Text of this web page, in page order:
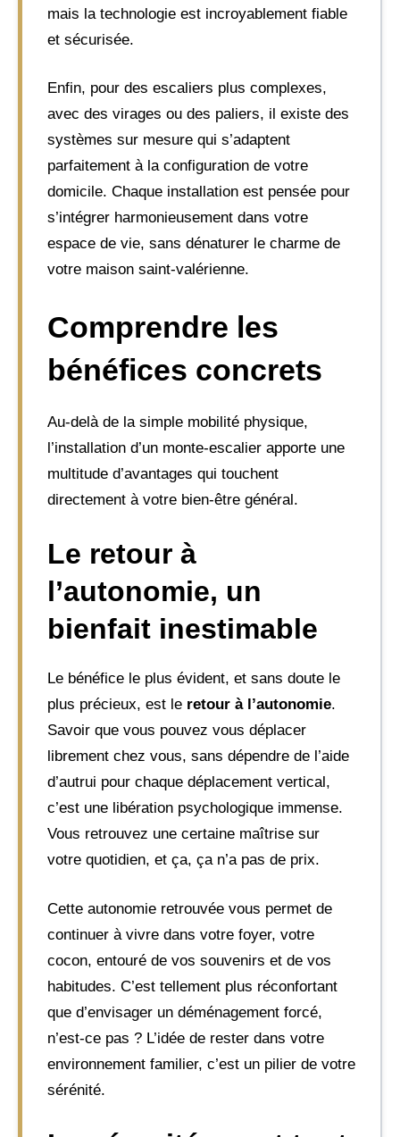
mais la technologie est incroyablement fiable
et sécurisée.
Enfin, pour des escaliers plus complexes,
avec des virages ou des paliers, il existe des
systèmes sur mesure qui s’adaptent
parfaitement à la configuration de votre
domicile. Chaque installation est pensée pour
s’intégrer harmonieusement dans votre
espace de vie, sans dénaturer le charme de
votre maison saint-valérienne.
Comprendre les
bénéfices concrets
Au-delà de la simple mobilité physique,
l’installation d’un monte-escalier apporte une
multitude d’avantages qui touchent
directement à votre bien-être général.
Le retour à
l’autonomie, un
bienfait inestimable
Le bénéfice le plus évident, et sans doute le
plus précieux, est le retour à l’autonomie.
Savoir que vous pouvez vous déplacer
librement chez vous, sans dépendre de l’aide
d’autrui pour chaque déplacement vertical,
c’est une libération psychologique immense.
Vous retrouvez une certaine maîtrise sur
votre quotidien, et ça, ça n’a pas de prix.
Cette autonomie retrouvée vous permet de
continuer à vivre dans votre foyer, votre
cocon, entouré de vos souvenirs et de vos
habitudes. C’est tellement plus réconfortant
que d’envisager un déménagement forcé,
n’est-ce pas ? L’idée de rester dans votre
environnement familier, c’est un pilier de votre
sérénité.